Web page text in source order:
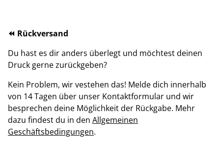
⏪ Rückversand
Du hast es dir anders überlegt und möchtest deinen
Druck gerne zurückgeben?
Kein Problem, wir vestehen das! Melde dich innerhalb
von 14 Tagen über unser Kontaktformular und wir
besprechen deine Möglichkeit der Rückgabe. Mehr
dazu findest du in den Allgemeinen
Geschäftsbedingungen.